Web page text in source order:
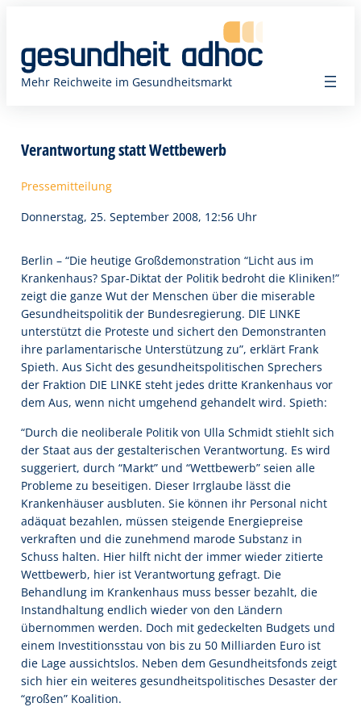
springen
Mehr Reichweite im Gesundheitsmarkt
Verantwortung statt Wettbewerb
Pressemitteilung
Donnerstag, 25. September 2008, 12:56 Uhr
Berlin – “Die heutige Großdemonstration “Licht aus im
Krankenhaus? Spar-Diktat der Politik bedroht die Kliniken!”
zeigt die ganze Wut der Menschen über die miserable
Gesundheitspolitik der Bundesregierung. DIE LINKE
unterstützt die Proteste und sichert den Demonstranten
ihre parlamentarische Unterstützung zu”, erklärt Frank
Spieth. Aus Sicht des gesundheitspolitischen Sprechers
der Fraktion DIE LINKE steht jedes dritte Krankenhaus vor
dem Aus, wenn nicht umgehend gehandelt wird. Spieth:
“Durch die neoliberale Politik von Ulla Schmidt stiehlt sich
der Staat aus der gestalterischen Verantwortung. Es wird
suggeriert, durch “Markt” und “Wettbewerb” seien alle
Probleme zu beseitigen. Dieser Irrglaube lässt die
Krankenhäuser ausbluten. Sie können ihr Personal nicht
adäquat bezahlen, müssen steigende Energiepreise
verkraften und die zunehmend marode Substanz in
Schuss halten. Hier hilft nicht der immer wieder zitierte
Wettbewerb, hier ist Verantwortung gefragt. Die
Behandlung im Krankenhaus muss besser bezahlt, die
Instandhaltung endlich wieder von den Ländern
übernommen werden. Doch mit gedeckelten Budgets und
einem Investitionsstau von bis zu 50 Milliarden Euro ist
die Lage aussichtslos. Neben dem Gesundheitsfonds zeigt
sich hier ein weiteres gesundheitspolitisches Desaster der
“großen” Koalition.